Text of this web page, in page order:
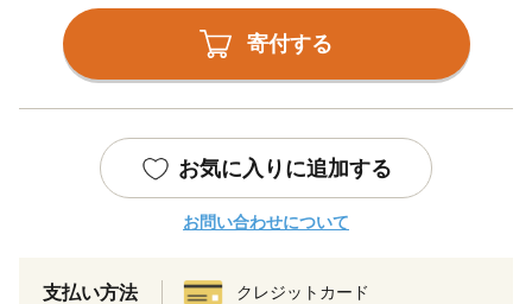
寄付する
お気に入りに追加する
お問い合わせについて
支払い方法 クレジットカード